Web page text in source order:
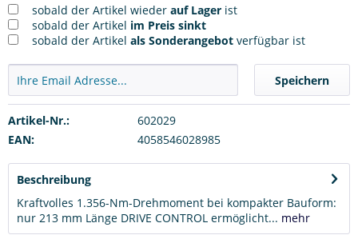
sobald der Artikel wieder auf Lager ist
sobald der Artikel im Preis sinkt
sobald der Artikel als Sonderangebot verfügbar ist
Speichern
Artikel-Nr.:
602029
EAN:
4058546028985
Beschreibung
Kraftvolles 1.356-Nm-Drehmoment bei kompakter Bauform:
nur 213 mm Länge DRIVE CONTROL ermöglicht... mehr